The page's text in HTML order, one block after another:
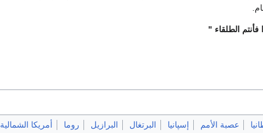
فأنتم الطلقاء "
عصبة الأمم إسپانيا البرتغال البرازيل روما أمريكا الشمالية